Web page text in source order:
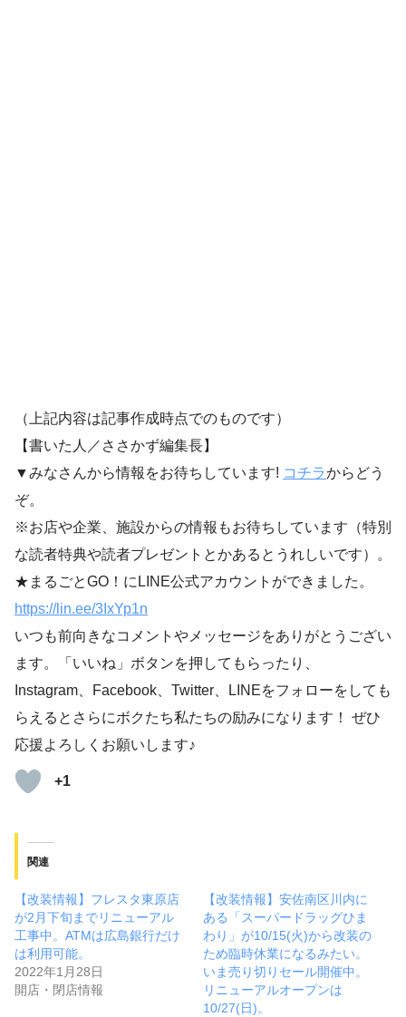
（上記内容は記事作成時点でのものです）
【書いた人／ささかず編集長】
▼みなさんから情報をお待ちしています! コチラからどう
ぞ。
※お店や企業、施設からの情報もお待ちしています（特別
な読者特典や読者プレゼントとかあるとうれしいです）。
★まるごとGO！にLINE公式アカウントができました。
https://lin.ee/3IxYp1n
いつも前向きなコメントやメッセージをありがとうござい
ます。「いいね」ボタンを押してもらったり、
Instagram、Facebook、Twitter、LINEをフォローをしても
らえるとさらにボクたち私たちの励みになります！ ぜひ
応援よろしくお願いします♪
+1
関連
【改装情報】フレスタ東原店
が2月下旬までリニューアル
工事中。ATMは広島銀行だけ
は利用可能。
2022年1月28日
開店・閉店情報
【改装情報】安佐南区川内に
ある「スーパードラッグひま
わり」が10/15(火)から改装の
ため臨時休業になるみたい。
いま売り切りセール開催中。
リニューアルオープンは
10/27(日)。